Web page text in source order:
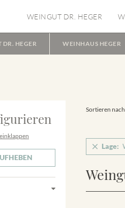
WEINGUT DR. HEGER
HEGER WEINHAUS HEGER
Sortieren
Lage: